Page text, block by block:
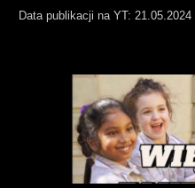
Data publikacji na YT: